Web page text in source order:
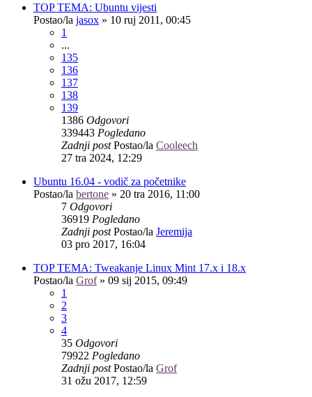
TOP TEMA: Ubuntu vijesti
Postao/la jasox » 10 ruj 2011, 00:45
1
...
135
136
137
138
139
1386 Odgovori
339443 Pogledano
Zadnji postPostao/la Cooleech
27 tra 2024, 12:29
Ubuntu 16.04 - vodič za početnike
Postao/la bertone » 20 tra 2016, 11:00
7 Odgovori
36919 Pogledano
Zadnji postPostao/la Jeremija
03 pro 2017, 16:04
TOP TEMA: Tweakanje Linux Mint 17.x i 18.x
Postao/la Grof» 09 sij 2015, 09:49
1
2
3
4
35 Odgovori
79922 Pogledano
Zadnji postPostao/la Grof
31 ožu 2017, 12:59